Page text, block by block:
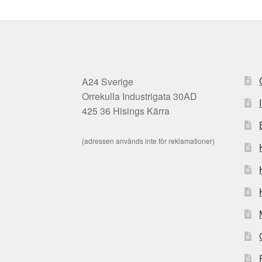
A24 Sverige
Orrekulla Industrigata 30AD
425 36 Hisings Kärra
(adressen används inte för reklamationer)